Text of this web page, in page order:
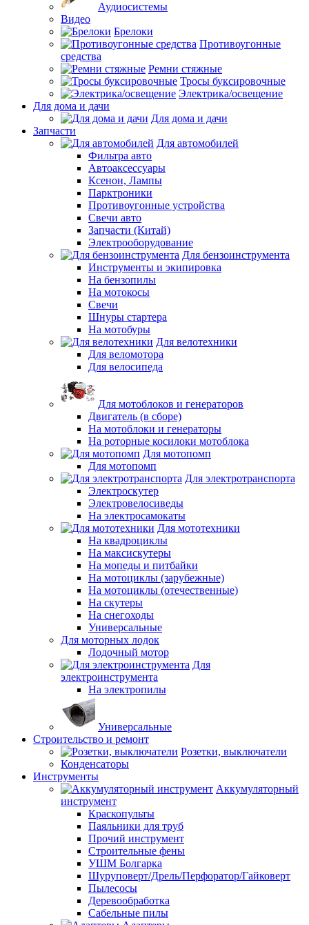
Аудиосистемы
Видео
Брелоки
Противоугонные
средства
Ремни стяжные
Тросы буксировочные
Электрика/освещение
Для дома и дачи
Для дома и дачи
Запчасти
Для автомобилей
Фильтра авто
Автоаксессуары
Ксенон, Лампы
Парктроники
Противоугонные устройства
Свечи авто
Запчасти (Китай)
Электрооборудование
Для бензоинструмента
Инструменты и экипировка
На бензопилы
На мотокосы
Свечи
Шнуры стартера
На мотобуры
Для велотехники
Для веломотора
Для велосипеда
Для мотоблоков и генераторов
Двигатель (в сборе)
На мотоблоки и генераторы
На роторные косилоки мотоблока
Для мотопомп
Для мотопомп
Для электротранспорта
Электроскутер
Электровелосиведы
На электросамокаты
Для мототехники
На квадроциклы
На максискутеры
На мопеды и питбайки
На мотоциклы (зарубежные)
На мотоциклы (отечественные)
На скутеры
На снегоходы
Универсальные
Для моторных лодок
Лодочный мотор
Для
электроинструмента
На электропилы
Универсальные
Строительство и ремонт
Розетки, выключатели
Конденсаторы
Инструменты
Аккумуляторный
инструмент
Краскопульты
Паяльники для труб
Прочий инструмент
Строительные фены
УШМ Болгарка
Шуруповерт/Дрель/Перфоратор/Гайковерт
Пылесосы
Деревообработка
Сабельные пилы